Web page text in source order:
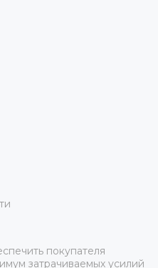
покупателя
затрачиваемых усилий